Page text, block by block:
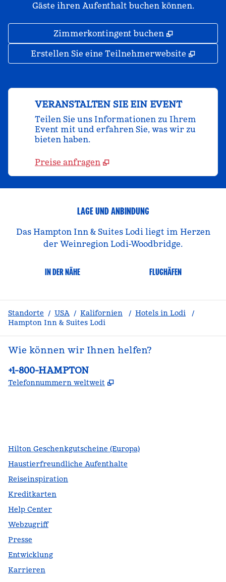
Gäste ihren Aufenthalt buchen können.
Zimmerkontingent buchen ,
Erstellen Sie eine Teilnehmerwebsite ,
VERANSTALTEN SIE EIN EVENT
Teilen Sie uns Informationen zu Ihrem
Event mit und erfahren Sie, was wir zu
bieten haben.
Preise anfragen
LAGE UND ANBINDUNG
Das Hampton Inn & Suites Lodi liegt im Herzen
der Weinregion Lodi-Woodbridge.
IN DER NÄHE FLUGHÄFEN
Standorte / USA / Kalifornien / Hotels in Lodi
/
Hampton Inn & Suites Lodi
Wie können wir Ihnen helfen?
Telefon:
+1-800-HAMPTON
Telefonnummern weltweit ,
Hilton Geschenkgutscheine (Europa)
Haustierfreundliche Aufenthalte
Reiseinspiration
Kreditkarten
Help Center
Webzugriff
Presse
Entwicklung
Karrieren